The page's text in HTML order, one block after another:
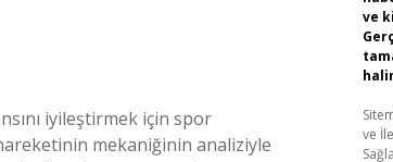
iyileştirmek için spor
mekaniğinin analiziyle
ve
ve